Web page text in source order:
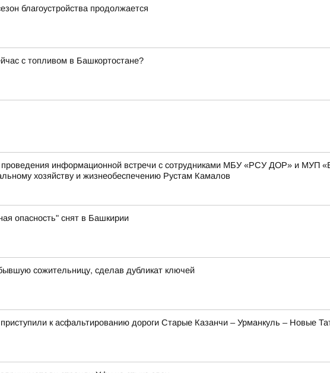
благоустройства продолжается
с топливом в Башкортостане?
информационной встречи с сотрудниками МБУ «РСУ ДОР» и МУП
хозяйству и жизнеобеспечению Рустам Камалов
опасность" снят в Башкирии
сожительницу, сделав дубликат ключей
к асфальтированию дороги Старые Казанчи – Урманкуль – Новые